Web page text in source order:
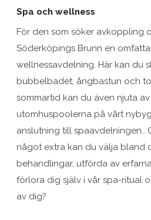
Spa och wellness
För den som söker avkoppling
Söderköpings Brunn en
wellnessavdelning. Här kan du
bubbelbadet, ångbastun och
sommartid kan du även njuta
utomhuspoolerna på vårt
anslutning till spaavdelningen..
något extra kan du välja bland
behandlingar, utförda av
förlora dig själv i vår spa-ritual
av dig?